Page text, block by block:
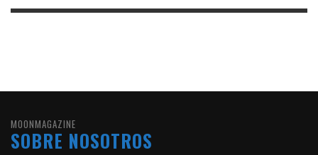
MOONMAGAZINE
SOBRE NOSOTROS